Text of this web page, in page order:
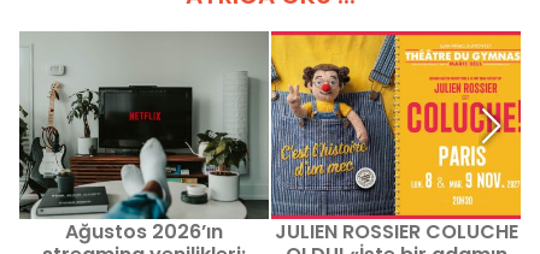
Ağustos 2026’ın
JULIEN ROSSIER COLUCHE